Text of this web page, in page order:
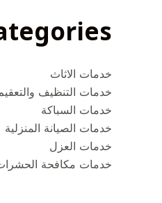
خدمات الاثاث
خدمات التنظيف
خدمات السباكة
خدمات الصيانة المنزلية
خدمات العزل
خدمات مكافحة